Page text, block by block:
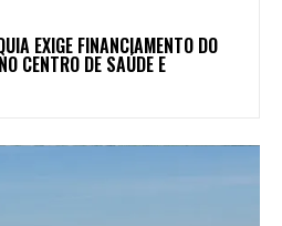
EXIGE FINANCIAMENTO DO
CENTRO DE SAÚDE E